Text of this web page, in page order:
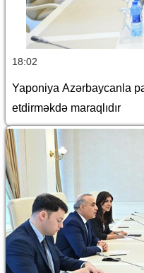
18:02
Yaponiya Azərbaycanla
etdirməkdə maraqlıdır